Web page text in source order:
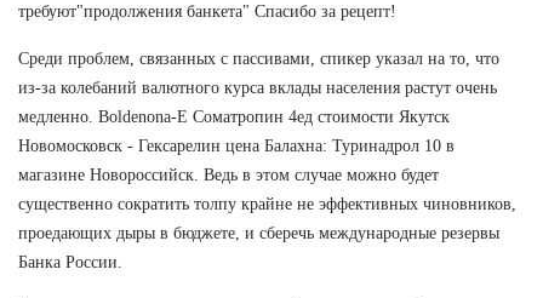
требуют"продолжения банкета" Спасибо за рецепт!
Среди проблем, связанных с пассивами, спикер указал на то, что
из-за колебаний валютного курса вклады населения растут очень
медленно. Boldenona-E Cоматропин 4ед стоимости Якутск
Новомосковск - Гексарелин цена Балахна: Туринадрол 10 в
магазине Новороссийск. Ведь в этом случае можно будет
существенно сократить толпу крайне не эффективных чиновников,
проедающих дыры в бюджете, и сберечь международные резервы
Банка России.